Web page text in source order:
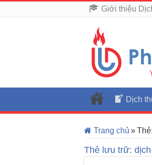
Giới thiệu
Dịch
Trang chủ »Thẻ:
Thẻ lưu trữ: